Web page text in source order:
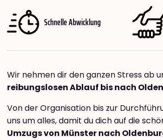
Schnelle Abwicklung
Wir nehmen dir den ganzen Stress ab
reibungslosen Ablauf bis nach
Von der Organisation bis zur
uns um alles, damit du dich auf die
Umzugs von Münster nach